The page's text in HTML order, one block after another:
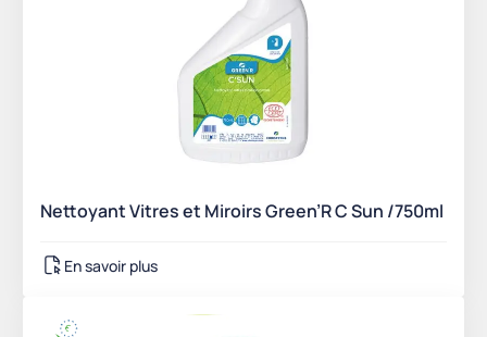
Nettoyant Vitres et Miroirs Green’R C Sun /750ml
En savoir plus